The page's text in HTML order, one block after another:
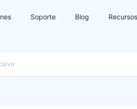
Soporte Blog Recursos